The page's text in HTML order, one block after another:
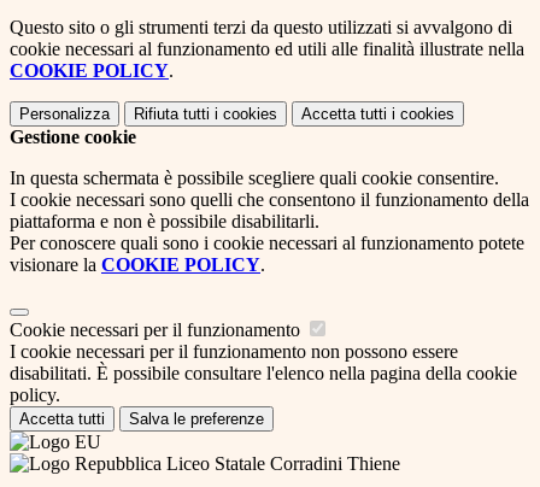
Questo sito o gli strumenti terzi da questo utilizzati si avvalgono di
cookie necessari al funzionamento ed utili alle finalità illustrate nella
COOKIE POLICY.
Personalizza Rifiuta tutti i cookies Accetta tutti i cookies
Gestione cookie
In questa schermata è possibile scegliere quali cookie consentire.
I cookie necessari sono quelli che consentono il funzionamento della
piattaforma e non è possibile disabilitarli.
Per conoscere quali sono i cookie necessari al funzionamento potete
visionare la COOKIE POLICY.
Cookie necessari per il funzionamento
I cookie necessari per il funzionamento non possono essere
disabilitati. È possibile consultare l'elenco nella pagina della cookie
policy.
Accetta tutti Salva le preferenze
Liceo Statale Corradini Thiene